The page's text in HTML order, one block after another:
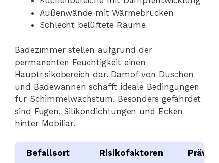
Außenwände mit Wärmebrücken
Schlecht belüftete Räume
Badezimmer stellen aufgrund der
permanenten Feuchtigkeit einen
Hauptrisikobereich dar. Dampf von Duschen
und Badewannen schafft ideale Bedingungen
für Schimmelwachstum. Besonders gefährdet
sind Fugen, Silikondichtungen und Ecken
hinter Mobiliar.
Befallsort Risikofaktoren